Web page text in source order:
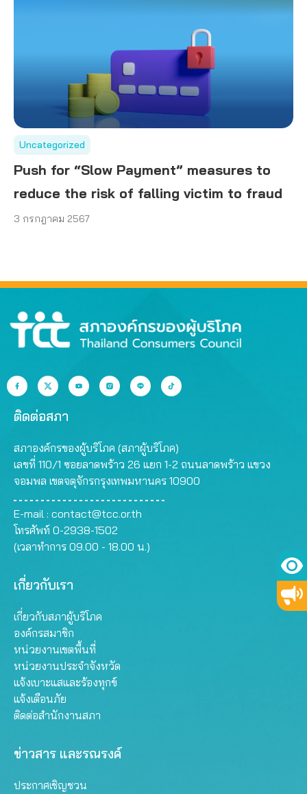
Uncategorized
Push for “Slow Payment” measures to
reduce the risk of falling victim to fraud
3 กรกฎาคม 2567
ติดต่อสภา
สภาองค์กรของผู้บริโภค (สภาผู้บริโภค)
เลขที่ 110/1 ซอยลาดพร้าว 26 แยก 1-2 ถนนลาดพร้าว แขวง
จอมพล เขตจตุจักรกรุงเทพมหานคร 10900
E-mail : contact@tcc.or.th
โทรศัพท์ 0-2938-1502
(เวลาทำการ 09.00 - 18.00 น.)
เกี่ยวกับเรา
เกี่ยวกับสภาผู้บริโภค
องค์กรสมาชิก
หน่วยงานเขตพื้นที่
หน่วยงานประจำจังหวัด
แจ้งเบาะแสและร้องทุกข์
แจ้งเตือนภัย
ติดต่อสำนักงานสภา
ข่าวสาร และรณรงค์
ประกาศเชิญชวน